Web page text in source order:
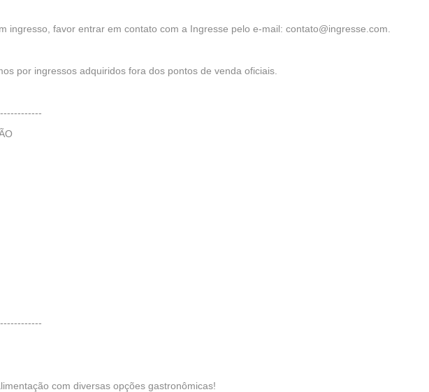
ingresso, favor entrar em contato com a Ingresse pelo e-mail: contato@ingresse.com.
por ingressos adquiridos fora dos pontos de venda oficiais.
com diversas opções gastronômicas!